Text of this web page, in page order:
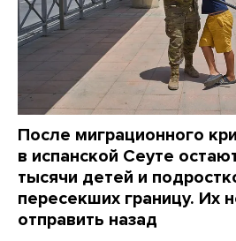
После миграционного
в испанской Сеуте
тысячи детей и
пересекших границу. Их
отправить назад